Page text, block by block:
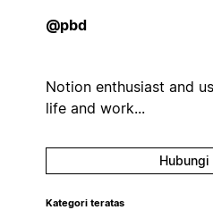
@pbd
Notion enthusiast and
life and work...
Hubungi
Kategori teratas